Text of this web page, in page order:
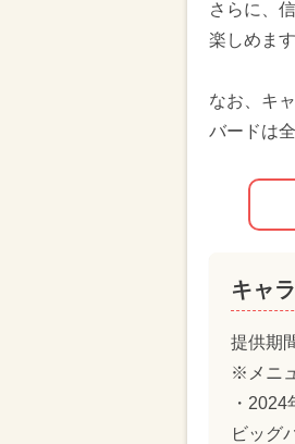
さらに、
楽しめます
なお、キ
バードは
キャ
提供期
※メニ
・
ビッグ